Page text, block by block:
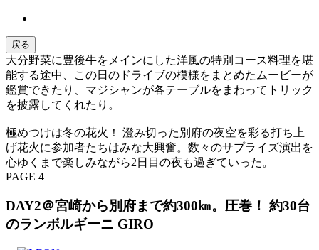
戻る
大分野菜に豊後牛をメインにした洋風の特別コース料理を堪
能する途中、この日のドライブの模様をまとめたムービーが
鑑賞できたり、マジシャンが各テーブルをまわってトリック
を披露してくれたり。
極めつけは冬の花火！ 澄み切った別府の夜空を彩る打ち上
げ花火に参加者たちはみな大興奮。数々のサプライズ演出を
心ゆくまで楽しみながら2日目の夜も過ぎていった。
PAGE 4
DAY2＠宮崎から別府まで約300㎞。圧巻！ 約30台
のランボルギーニ GIRO